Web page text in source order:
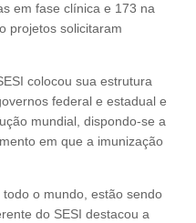
em fase clínica e 173 na
projetos solicitaram
colocou sua estrutura
federal e estadual e
mundial, dispondo-se a
em que a imunização
o mundo, estão sendo
do SESI destacou a